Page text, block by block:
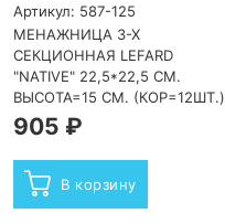
Артикул: 587-125
МЕНАЖНИЦА 3-Х
СЕКЦИОННАЯ LEFARD
"NATIVE" 22,5*22,5 СМ.
ВЫСОТА=15 СМ. (КОР=12ШТ.)
905 ₽
В корзину